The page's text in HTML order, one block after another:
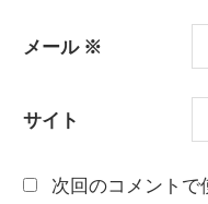
メール ※
サイト
次回のコメントで